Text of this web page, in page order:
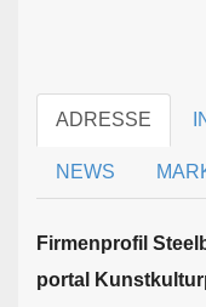
ADRESSE
NEWS
Firmen­profil
portal